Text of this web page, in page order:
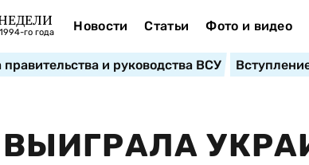
го года Новости Статьи Фото и видео
и руководства ВСУ